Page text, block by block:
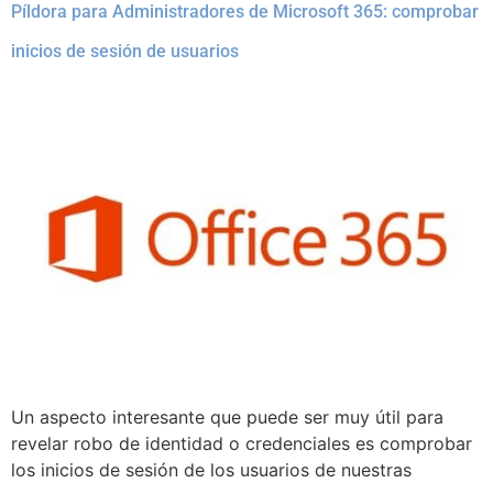
Píldora para Administradores de Microsoft 365: comprobar
inicios de sesión de usuarios
Un aspecto interesante que puede ser muy útil para
revelar robo de identidad o credenciales es comprobar
los inicios de sesión de los usuarios de nuestras